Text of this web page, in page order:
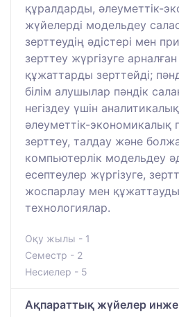
құралдарды, әлеуметтік-
жүйелерді модельдеу
зерттеудің әдістері мен
зерттеу жүргізуге
құжаттарды зерттейді;
білім алушылар пәндік
негіздеу үшін
әлеуметтік-экономикалық
зерттеу, талдау және
компьютерлік модельдеу
есептеулер жүргізуге,
жоспарлау мен
технологиялар.
Оқу жылы - 1
Семестр - 2
Несиелер - 5
Ақпараттық жүйелер